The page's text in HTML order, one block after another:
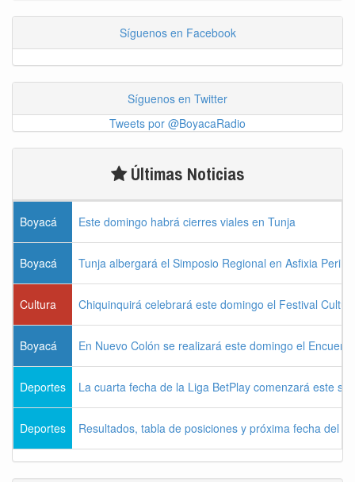
Síguenos en Facebook
Síguenos en Twitter
Tweets por @BoyacaRadio
Últimas Noticias
Boyacá Este domingo habrá cierres viales en Tunja
Boyacá Tunja albergará el Simposio Regional en Asfixia
Cultura Chiquinquirá celebrará este domingo el Festival
Boyacá En Nuevo Colón se realizará este domingo el
Deportes La cuarta fecha de la Liga BetPlay comenzará este
Deportes Resultados, tabla de posiciones y próxima fecha del